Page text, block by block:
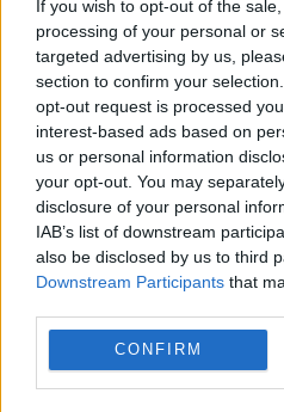
If you wish to opt-out of the
processing of your personal or
targeted advertising by us,
section to confirm your
opt-out request is processed
interest-based ads based on
us or personal information
your opt-out. You may
disclosure of your personal
IAB’s list of downstream
also be disclosed by us to third
Downstream Participants that
CONFIRM
του Παναμά. Σύμφωνα με
γενετικές ομοιότητες
αρχαίους Κολομβιανούς
ομιλητές Chibchan
Αν και είναι πιθανό αυτοί
μιλούσαν μια γλώσσα
δεν υπάρχει ακόμη
Οι ερευνητές υποθέτουν
χρόνου αυτοί οι αρχαίοι
αναμείχθηκαν με άλλους
αποτέλεσμα να
γενετικό τους
τους εξακολουθεί να